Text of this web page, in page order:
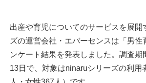
出産や育児についてのサービスを展開
ズの運営会社・エバーセンスは「男性
ンケート結果を発表しました。調査期
13日で、対象はninaruシリーズの利用